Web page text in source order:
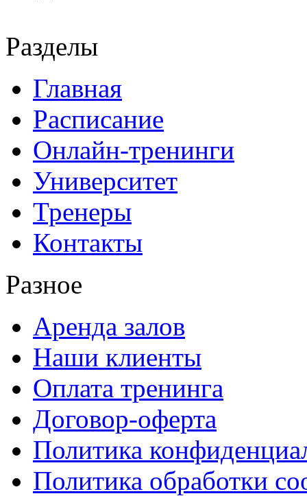
Разделы
Главная
Расписание
Онлайн-тренинги
Университет
Тренеры
Контакты
Разное
Аренда залов
Наши клиенты
Оплата тренинга
Договор-оферта
Политика
Политика обработки